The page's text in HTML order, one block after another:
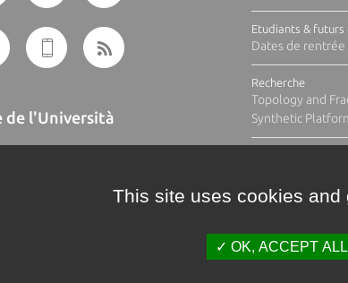
de l'Università
Etudiants & futurs
Dates de
Recherche
Topology and
Synthetic
This site uses cookies
OK, ACCEPT ALL